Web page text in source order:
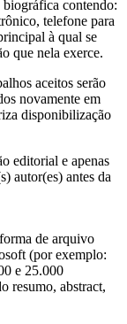
contendo:
telefone para
à qual se
que nela exerce.
aceitos serão
novamente em
disponibilização
editorial e apenas
autor(es) antes da
de arquivo
(por exemplo:
e 25.000
resumo, abstract,